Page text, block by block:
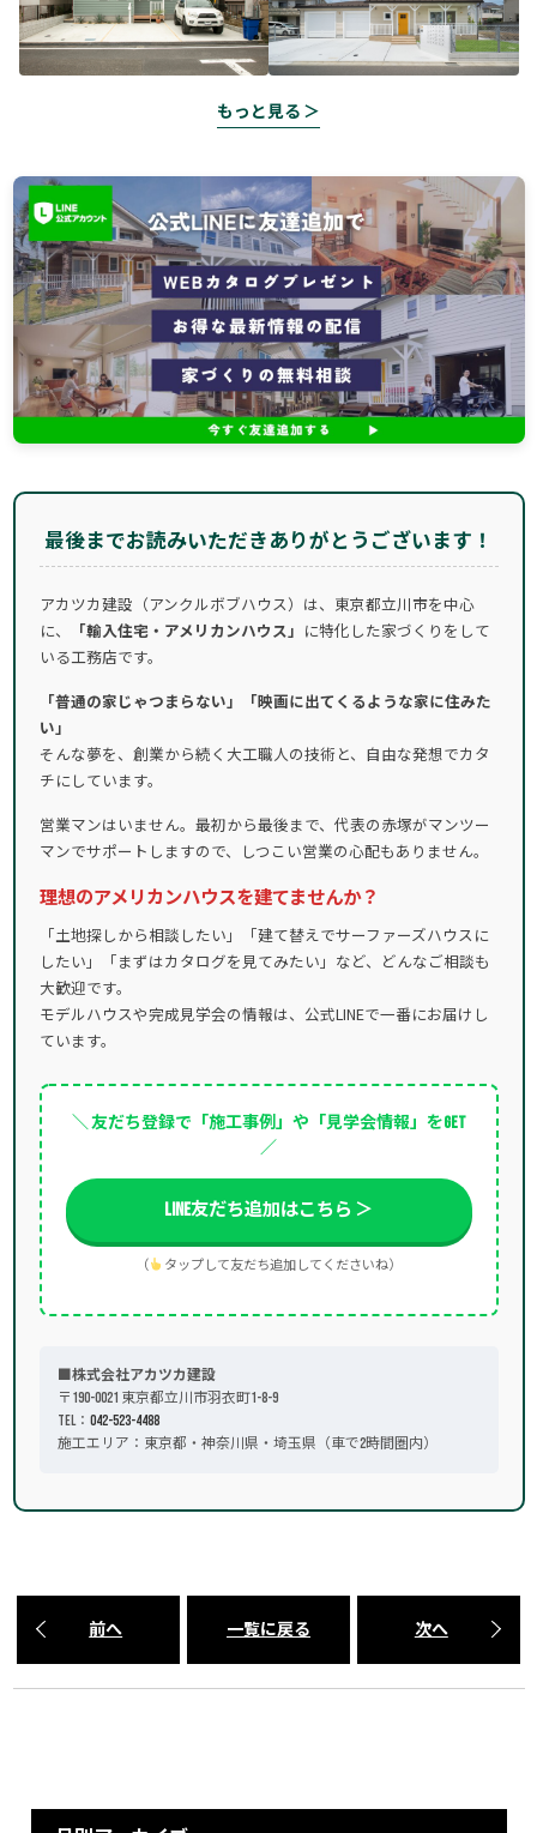
もっと見る ＞
最後までお読みいただきありがとうございます！
アカツカ建設（アンクルボブハウス）は、東京都立川市を中心
に、
「輸入住宅・アメリカンハウス」 に特化した家づくりをして
いる工務店です。
「普通の家じゃつまらない」「映画に出てくるような家に住みた
い」
そんな夢を、創業から続く大工職人の技術と、自由な発想でカタ
チにしています。
営業マンはいません。最初から最後まで、代表の赤塚がマンツー
マンでサポートしますので、しつこい営業の心配もありません。
理想のアメリカンハウスを建てませんか？
「土地探しから相談したい」「建て替えでサーファーズハウスに
したい」「まずはカタログを見てみたい」など、どんなご相談も
大歓迎です。
モデルハウスや完成見学会の情報は、公式LINEで一番にお届けし
ています。
＼ 友だち登録で「施工事例」や「見学会情報」をGET
／
LINE友だち追加はこちら ＞
（ タップして友だち追加してくださいね）
■株式会社アカツカ建設
〒190-0021 東京都立川市羽衣町1-8-9
TEL： 042-523-4488
施工エリア：東京都・神奈川県・埼玉県（車で2時間圏内）
前へ 一覧に戻る 次へ